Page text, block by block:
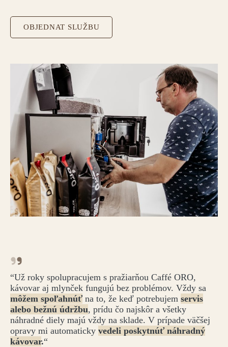
OBJEDNAT SLUŽBU
“Už roky spolupracujem s pražiarňou Caffé ORO,
kávovar aj mlynček fungujú bez problémov. Vždy sa
môžem spoľahnúťna to, že keď potrebujem servis
alebo bežnú údržbu, prídu čo najskôr a všetky
náhradné diely majú vždy na sklade. V prípade väčšej
opravy mi automaticky vedeli poskytnúť náhradný
kávovar.“